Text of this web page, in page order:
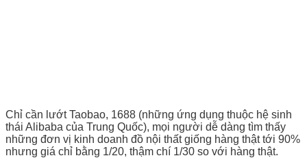
Chỉ cần lướt Taobao, 1688 (những ứng dụng thuộc hệ sinh
thái Alibaba của Trung Quốc), mọi người dễ dàng tìm thấy
những đơn vị kinh doanh đồ nội thất giống hàng thật tới 90%
nhưng giá chỉ bằng 1/20, thậm chí 1/30 so với hàng thật.